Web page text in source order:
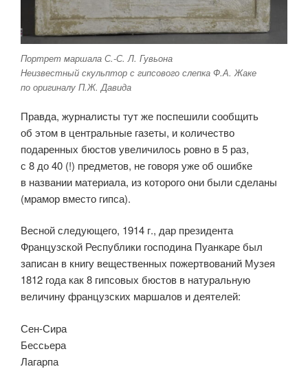
Портрет маршала С.-С. Л. Гувьона
Неизвестный скульптор с гипсового слепка Ф.А. Жаке
по оригиналу П.Ж. Давида
Правда, журналисты тут же поспешили сообщить
об этом в центральные газеты, и количество
подаренных бюстов увеличилось ровно в 5 раз,
с 8 до 40 (!) предметов, не говоря уже об ошибке
в названии материала, из которого они были сделаны
(мрамор вместо гипса).
Весной следующего, 1914 г., дар президента
Французской Республики господина Пуанкаре был
записан в книгу вещественных пожертвований Музея
1812 года как 8 гипсовых бюстов в натуральную
величину французских маршалов и деятелей:
Сен-Сира
Бессьера
Лагарпа